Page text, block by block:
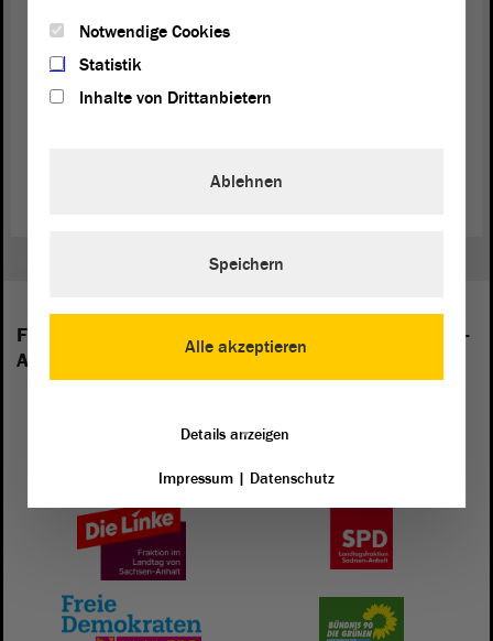
Streifenwagen gefunden werden müsse.
Am Ende der Debattewurde der Antrag
denAusschussfür Inneres und Sport überwiesen.
Folgende Fraktionen sind im Landtag von Sachsen-
Anhalt vertreten:
Notwendige Cookies
Statistik
Inhalte von Drittanbietern
Alle akzeptieren
Ablehnen
Speichern
Details anzeigen
Impressum| Datenschutz